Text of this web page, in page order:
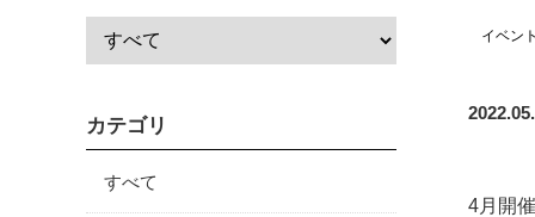
イベン
4月開
カテゴリ
すべて